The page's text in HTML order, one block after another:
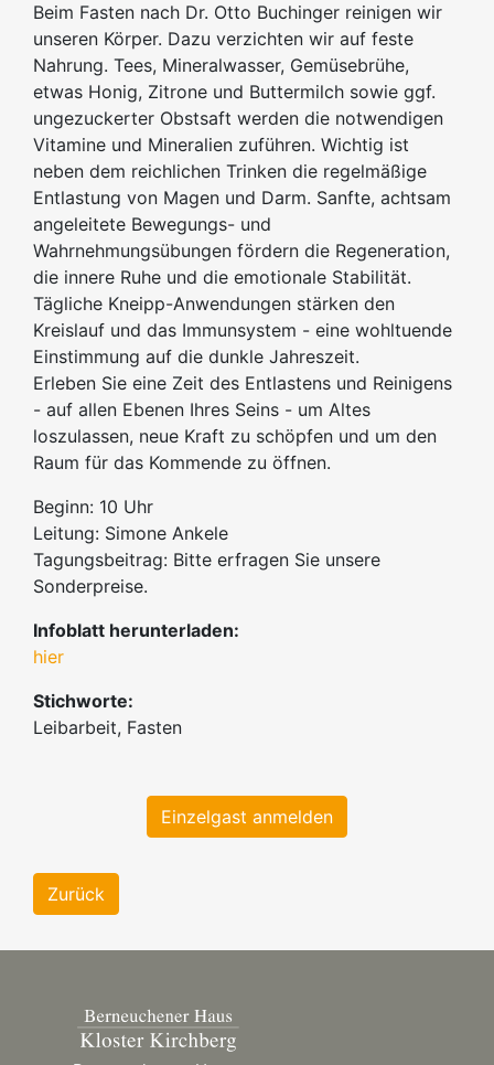
Beim Fasten nach Dr. Otto Buchinger reinigen wir
unseren Körper. Dazu verzichten wir auf feste
Nahrung. Tees, Mineralwasser, Gemüsebrühe,
etwas Honig, Zitrone und Buttermilch sowie ggf.
ungezuckerter Obstsaft werden die notwendigen
Vitamine und Mineralien zuführen. Wichtig ist
neben dem reichlichen Trinken die regelmäßige
Entlastung von Magen und Darm. Sanfte, achtsam
angeleitete Bewegungs- und
Wahrnehmungsübungen fördern die Regeneration,
die innere Ruhe und die emotionale Stabilität.
Tägliche Kneipp-Anwendungen stärken den
Kreislauf und das Immunsystem - eine wohltuende
Einstimmung auf die dunkle Jahreszeit.
Erleben Sie eine Zeit des Entlastens und Reinigens
- auf allen Ebenen Ihres Seins - um Altes
loszulassen, neue Kraft zu schöpfen und um den
Raum für das Kommende zu öffnen.
Beginn: 10 Uhr
Leitung: Simone Ankele
Tagungsbeitrag: Bitte erfragen Sie unsere
Sonderpreise.
Infoblatt herunterladen:
hier
Stichworte:
Leibarbeit, Fasten
Einzelgast anmelden
Zurück